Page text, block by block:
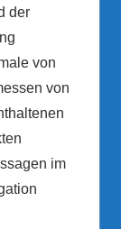
der
von
von
im